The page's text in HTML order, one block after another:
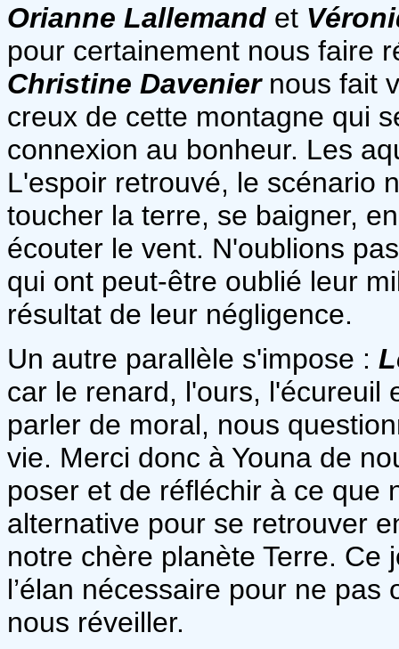
Orianne Lallemand et
pour certainement nous faire
Christine Daveniernous fait
creux de cette montagne qui
connexion au bonheur. Les
L'espoir retrouvé, le scénario
toucher la terre, se baigner,
écouter le vent. N'oublions
qui ont peut-être oublié leur
résultat de leur négligence.
Un autre parallèle s'impose :
car le renard, l'ours, l'écureuil
parler de moral, nous
vie. Merci donc à Youna de
poser et de réfléchir à ce que
alternative pour se retrouver
notre chère planète Terre. Ce
l’élan nécessaire pour ne pas
nous réveiller.